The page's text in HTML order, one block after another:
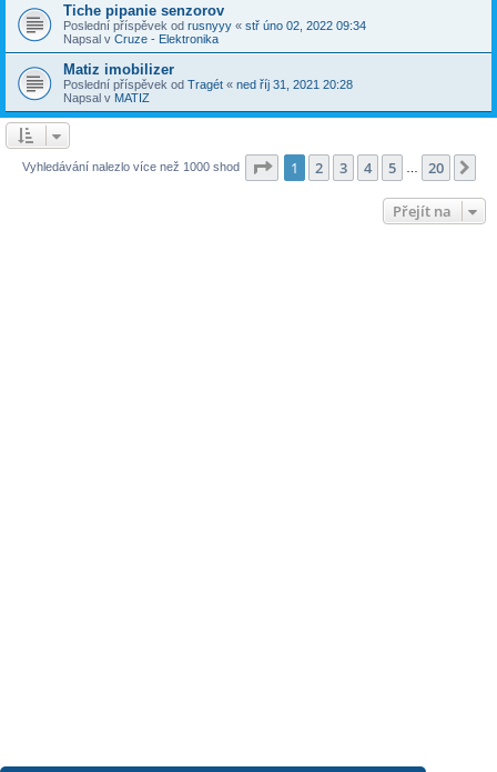
Tiche pipanie senzorov
Poslední příspěvek od rusnyyy « stř úno 02, 2022 09:34
Napsal v Cruze - Elektronika
Matiz imobilizer
Poslední příspěvek od Tragét « ned říj 31, 2021 20:28
Napsal v MATIZ
Vyhledávání nalezlo více než 1000 shod Stránka z 20
1 2 3 4 5 20
Přejít na